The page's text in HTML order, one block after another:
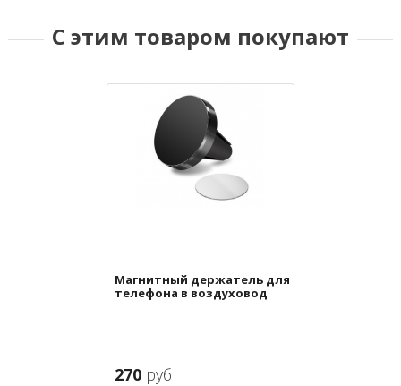
С этим товаром покупают
Магнитный держатель для
телефона в воздуховод
270 руб